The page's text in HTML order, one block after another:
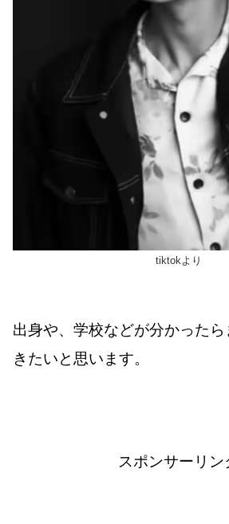
tiktokより
出身や、学校などが分かった
きたいと思います。
スポンサーリン